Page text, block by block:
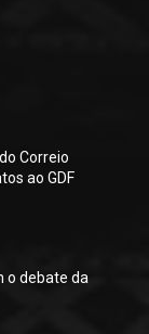
Correio
ao GDF
o debate da